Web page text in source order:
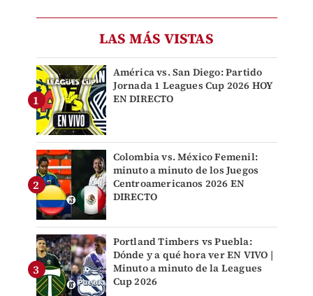
LAS MÁS VISTAS
América vs. San Diego: Partido
Jornada 1 Leagues Cup 2026 HOY
EN DIRECTO
Colombia vs. México Femenil:
minuto a minuto de los Juegos
Centroamericanos 2026 EN
DIRECTO
Portland Timbers vs Puebla:
Dónde y a qué hora ver EN VIVO |
Minuto a minuto de la Leagues
Cup 2026